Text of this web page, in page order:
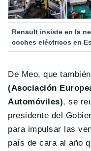
Renault insiste en la
coches eléctricos en
De Meo, que
(Asociación
Automóviles), se
presidente del
para impulsar las
país de cara al año